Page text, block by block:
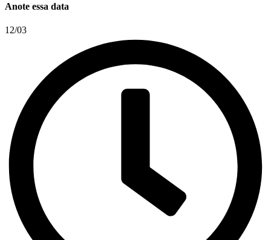
Anote essa data
12/03